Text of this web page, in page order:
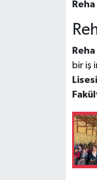
Reha
Reha
bir iş
Lisesi